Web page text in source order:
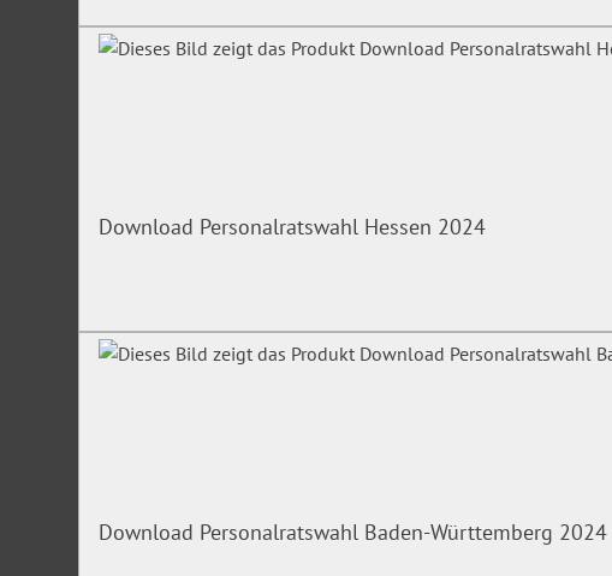
Download Personalratswahl Hessen 2024
Download Personalratswahl Baden-Württemberg 2024